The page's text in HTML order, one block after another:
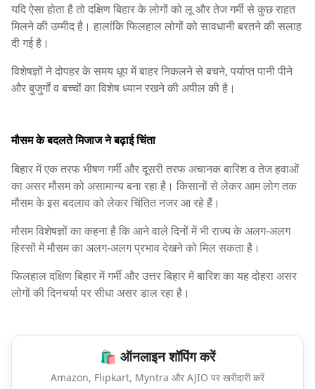
यदि ऐसा होता है तो दक्षिण बिहार के लोगों को लू और तेज गर्मी से कुछ राहत
मिलने की उम्मीद है। हालांकि फिलहाल लोगों को सावधानी बरतने की सलाह
दी गई है।
विशेषज्ञों ने दोपहर के समय धूप में बाहर निकलने से बचने, पर्याप्त पानी पीने
और बुजुर्गों व बच्चों का विशेष ध्यान रखने की अपील की है।
मौसम के बदलते मिजाज ने बढ़ाई चिंता
बिहार में एक तरफ भीषण गर्मी और दूसरी तरफ अचानक बारिश व तेज हवाओं
का असर मौसम को असामान्य बना रहा है। किसानों से लेकर आम लोग तक
मौसम के इस बदलाव को लेकर चिंतित नजर आ रहे हैं।
मौसम विशेषज्ञों का कहना है कि आने वाले दिनों में भी राज्य के अलग-अलग
हिस्सों में मौसम का अलग-अलग प्रभाव देखने को मिल सकता है।
फिलहाल दक्षिण बिहार में गर्मी और उत्तर बिहार में बारिश का यह दोहरा असर
लोगों की दिनचर्या पर सीधा असर डाल रहा है।
🛍️ ऑनलाइन शॉपिंग करें
Amazon, Flipkart, Myntra और AJIO पर खरीदारी करें